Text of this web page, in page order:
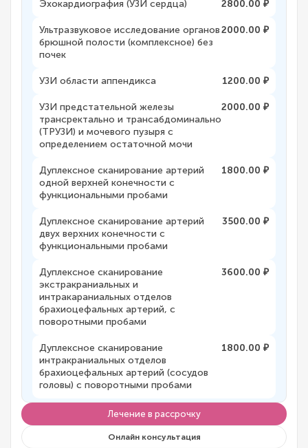
Эхокардиография (УЗИ сердца) 2800.00 ₽
Ультразвуковое исследование органов
брюшной полости (комплексное) без
почек
2000.00 ₽
УЗИ области аппендикса 1200.00 ₽
УЗИ предстательной железы
трансректально и трансабдоминально
(ТРУЗИ) и мочевого пузыря с
определением остаточной мочи
2000.00 ₽
Дуплексное сканирование артерий
одной верхней конечности с
функциональными пробами
1800.00 ₽
Дуплексное сканирование артерий
двух верхних конечности с
функциональными пробами
3500.00 ₽
Дуплексное сканирование
экстракраниальных и
интракараниальных отделов
брахиоцефальных артерий, с
поворотными пробами
3600.00 ₽
Дуплексное сканирование
интракраниальных отделов
брахиоцефальных артерий (сосудов
головы) с поворотными пробами
1800.00 ₽
Лечение в рассрочку
Онлайн консультация